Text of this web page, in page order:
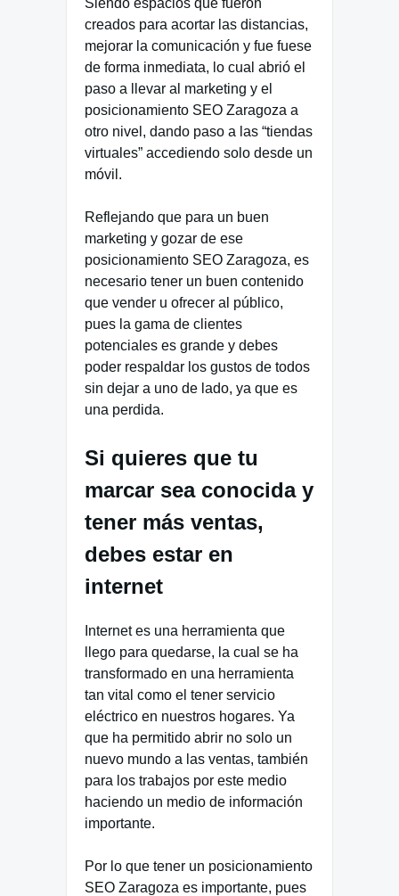
Siendo espacios que fueron
creados para acortar las distancias,
mejorar la comunicación y fue fuese
de forma inmediata, lo cual abrió el
paso a llevar al marketing y el
posicionamiento SEO Zaragoza a
otro nivel, dando paso a las “tiendas
virtuales” accediendo solo desde un
móvil.
Reflejando que para un buen
marketing y gozar de ese
posicionamiento SEO Zaragoza, es
necesario tener un buen contenido
que vender u ofrecer al público,
pues la gama de clientes
potenciales es grande y debes
poder respaldar los gustos de todos
sin dejar a uno de lado, ya que es
una perdida.
Si quieres que tu
marcar sea conocida y
tener más ventas,
debes estar en
internet
Internet es una herramienta que
llego para quedarse, la cual se ha
transformado en una herramienta
tan vital como el tener servicio
eléctrico en nuestros hogares. Ya
que ha permitido abrir no solo un
nuevo mundo a las ventas, también
para los trabajos por este medio
haciendo un medio de información
importante.
Por lo que tener un posicionamiento
SEO Zaragoza es importante, pues